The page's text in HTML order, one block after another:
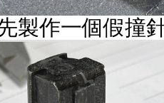
製作一個假撞